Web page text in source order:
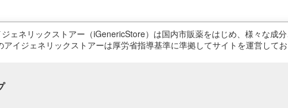
ェネリックストアー（iGenericStore）は国内市販薬をはじめ、様々な成
イジェネリックストアーは厚労省指導基準に準拠してサイトを運営してお